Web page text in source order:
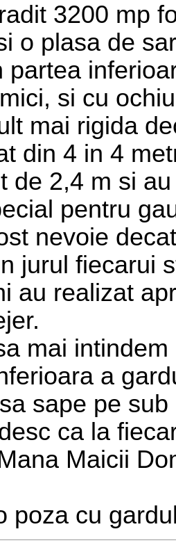
3200 mp
o plasa de
partea
si cu
mai rigida
din 4 in 4
de 2,4 m si
pentru
nevoie
jurul fiecarui
au realizat
mai
a
sape pe sub
ca la
Maicii
poza cu